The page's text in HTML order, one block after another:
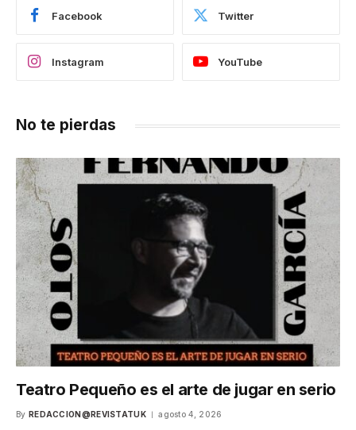
Facebook Twitter
Instagram YouTube
No te pierdas
Teatro Pequeño es el arte de jugar en serio
By REDACCION@REVISTATUK agosto 4, 2026